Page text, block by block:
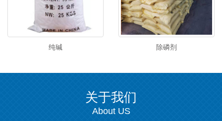
纯碱 除磷剂
关于我们
About US